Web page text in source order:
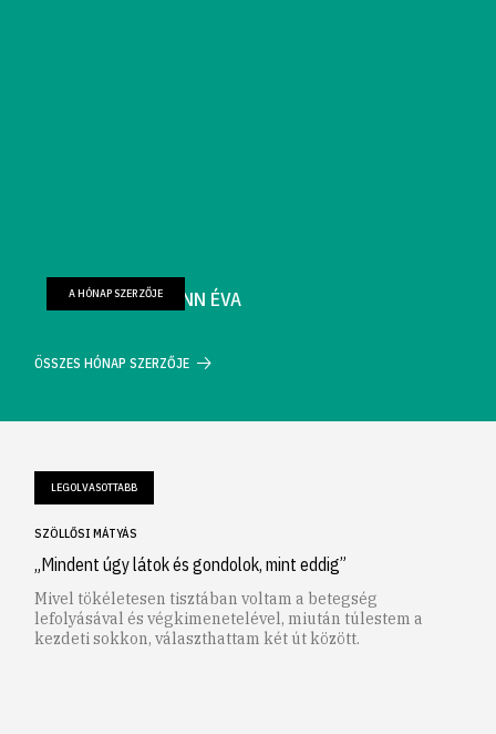
FARKAS WELLMANN ÉVA
A HÓNAP SZERZŐJE
ÖSSZES HÓNAP SZERZŐJE
LEGOLVASOTTABB
SZÖLLŐSI MÁTYÁS
„Mindent úgy látok és gondolok, mint eddig”
Mivel tökéletesen tisztában voltam a betegség
lefolyásával és végkimenetelével, miután túlestem a
kezdeti sokkon, választhattam két út között.